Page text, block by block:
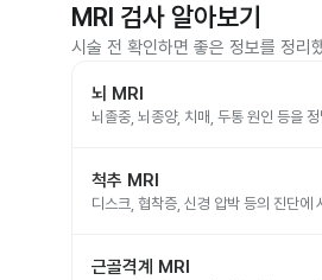
MRI 검사 알아보기
시술 전 확인하면 좋은 정보를 정리
뇌 MRI
뇌졸중, 뇌종양, 치매, 두통 원인 등을
척추 MRI
디스크, 협착증, 신경 압박 등의 진단에
근골격계 MRI